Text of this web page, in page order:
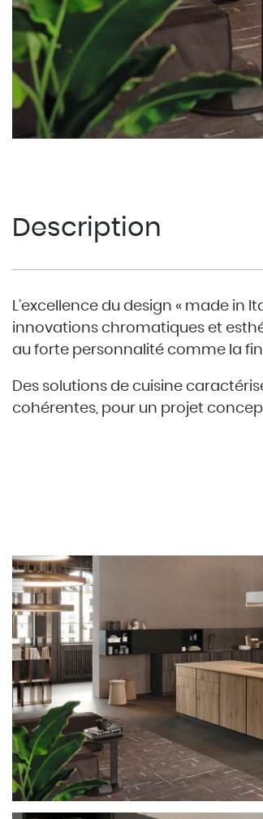
Description
L’excellence du design « made in
innovations chromatiques et
au forte personnalité comme la
Des solutions de cuisine
cohérentes, pour un projet